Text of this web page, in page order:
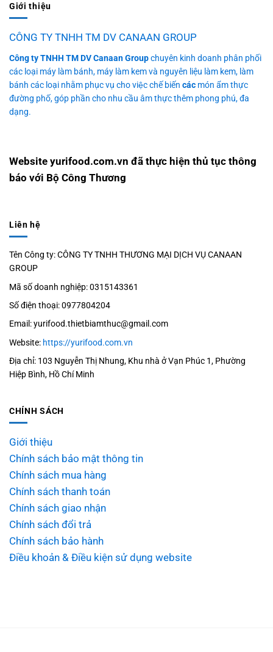
Giới thiệu
CÔNG TY TNHH TM DV CANAAN GROUP
Công ty TNHH TM DV Canaan Groupchuyên kinh doanh phân phối
các loại máy làm bánh, máy làm kem và nguyên liệu làm kem, làm
bánh các loại nhằm phục vụ cho việc chế biến các món ẩm thực
đường phố, góp phần cho nhu cầu âm thực thêm phong phú, đa
dạng.
Website yurifood.com.vn đã thực hiện thủ tục thông
báo với Bộ Công Thương
Liên hệ
Tên Công ty: CÔNG TY TNHH THƯƠNG MẠI DỊCH VỤ CANAAN
GROUP
Mã số doanh nghiệp: 0315143361
Số điện thoại: 0977804204
Email: yurifood.thietbiamthuc@gmail.com
Website: https://yurifood.com.vn
Địa chỉ: 103 Nguyễn Thị Nhung, Khu nhà ở Vạn Phúc 1, Phường
Hiệp Bình, Hồ Chí Minh
CHÍNH SÁCH
Giới thiệu
Chính sách bảo mật thông tin
Chính sách mua hàng
Chính sách thanh toán
Chính sách giao nhận
Chính sách đổi trả
Chính sách bảo hành
Điều khoản & Điều kiện sử dụng website